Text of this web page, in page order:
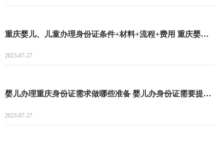
重庆婴儿、儿童办理身份证条件+材料+流程+费用 重庆婴儿、儿童办理身份证条件
2023-07-27
婴儿办理重庆身份证需求做哪些准备 婴儿办身份证需要提供什么资料
2023-07-27